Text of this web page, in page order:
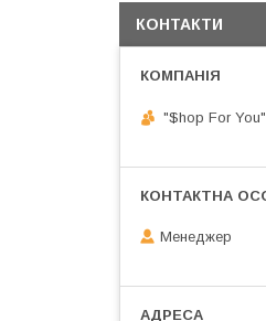
КОНТАКТИ
"$hop For You"
Менеджер